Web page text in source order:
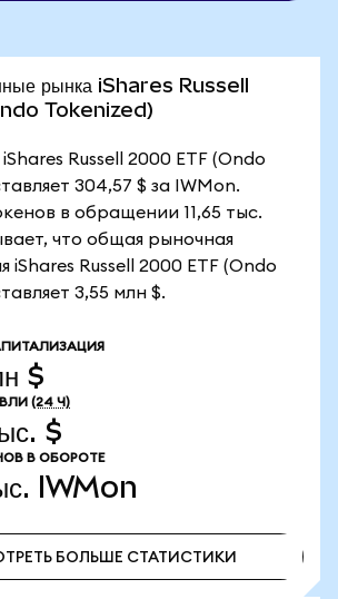
рынка iShares Russell
Tokenized)
Russell 2000 ETF (Ondo
304,57 $ за IWMon.
в обращении 11,65 тыс.
что общая рыночная
iShares Russell 2000 ETF (Ondo
3,55 млн $.
$
(24 Ч)
$
В ОБОРОТЕ
IWMon
БОЛЬШЕ СТАТИСТИКИ